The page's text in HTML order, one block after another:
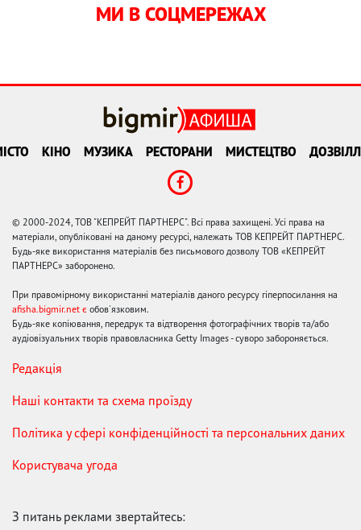
МИ В СОЦМЕРЕЖАХ
КІНО МУЗИКА РЕСТОРАНИ МИСТЕЦТВО
© 2000-2024, ТОВ "КЕПРЕЙТ ПАРТНЕРС". Всі права захищені. Усі права на
матеріали, опубліковані на даному ресурсі, належать ТОВ КЕПРЕЙТ ПАРТНЕРС.
Будь-яке використання матеріалів без письмового дозволу ТОВ «КЕПРЕЙТ
ПАРТНЕРС» заборонено.
При правомірному використанні матеріалів даного ресурсу гіперпосилання на
afisha.bigmir.net є обов'язковим.
Будь-яке копіювання, передрук та відтворення фотографічних творів та/або
аудіовізуальних творів правовласника Getty Images - суворо забороняється.
Редакція
Наші контакти та схема проїзду
Політика у сфері конфіденційності та персональних даних
Користувача угода
З питань реклами звертайтесь: